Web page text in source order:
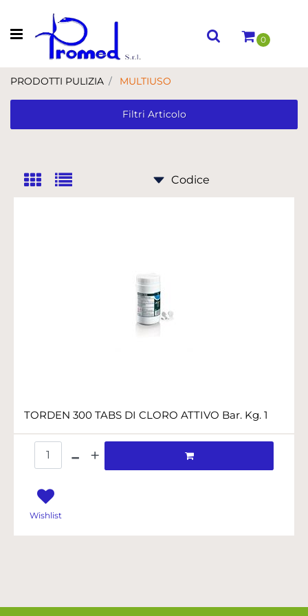
Open menu
0
PRODOTTI PULIZIA MULTIUSO
Filtri Articolo
TORDEN 300 TABS DI CLORO ATTIVO Bar. Kg. 1
Wishlist